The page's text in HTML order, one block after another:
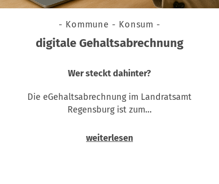
- Kommune - Konsum -
digitale Gehaltsabrechnung
Wer steckt dahinter?
Die eGehaltsabrechnung im Landratsamt
Regensburg ist zum…
weiterlesen